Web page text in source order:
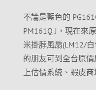
不論是藍色的
PM161Q J，現在來
米掛脖風扇(LM12/
的朋友可到全台原
上估價系統、蝦皮商